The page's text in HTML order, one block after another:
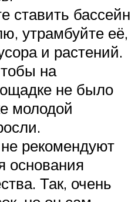
ставить бассейн
утрамбуйте её,
и растений.
на
не было
молодой
рекомендуют
основания
Так, очень